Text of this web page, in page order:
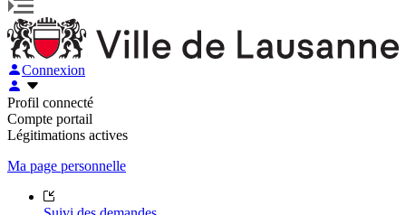
Connexion
Profil connecté
Compte portail
Légitimations actives
Ma page personnelle